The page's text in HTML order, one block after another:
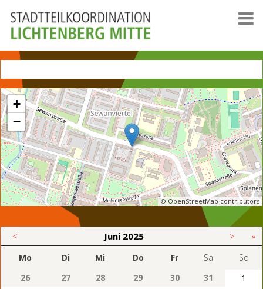
+
−
© OpenStreetMap contributors
< Juni 2025 > »
Mo Di Mi Do Fr Sa
So
26
27 28 29 30 31
1